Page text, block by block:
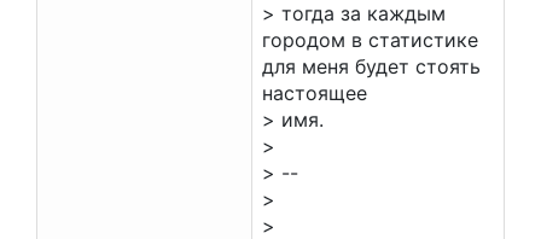
> тогда за каждым
городом в статистике
для меня будет стоять
настоящее
> имя.
>
> --
>
>